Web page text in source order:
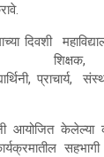
दिवशी
प्राचार्य,
आयोजित केलेल्या